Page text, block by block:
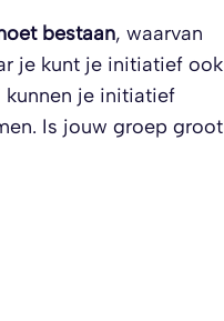
bestaan, waarvan
je kunt je initiatief ook
kunnen je initiatief
Is jouw groep groot